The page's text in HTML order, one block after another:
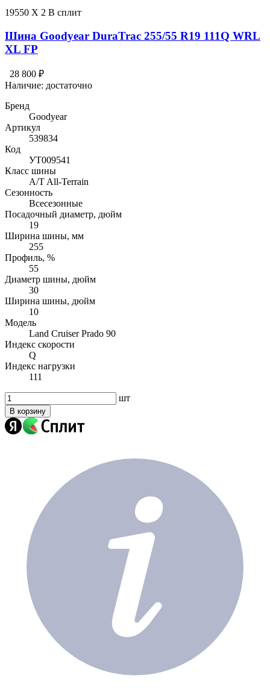
19550 X 2 В сплит
Шина Goodyear DuraTrac 255/55 R19 111Q WRL
XL FP
28 800 ₽
Наличие: достаточно
Бренд
Goodyear
Артикул
539834
Код
УТ009541
Класс шины
A/T All-Terrain
Сезонность
Всесезонные
Посадочный диаметр, дюйм
19
Ширина шины, мм
255
Профиль, %
55
Диаметр шины, дюйм
30
Ширина шины, дюйм
10
Модель
Land Cruiser Prado 90
Индекс скорости
Q
Индекс нагрузки
111
шт
В корзину